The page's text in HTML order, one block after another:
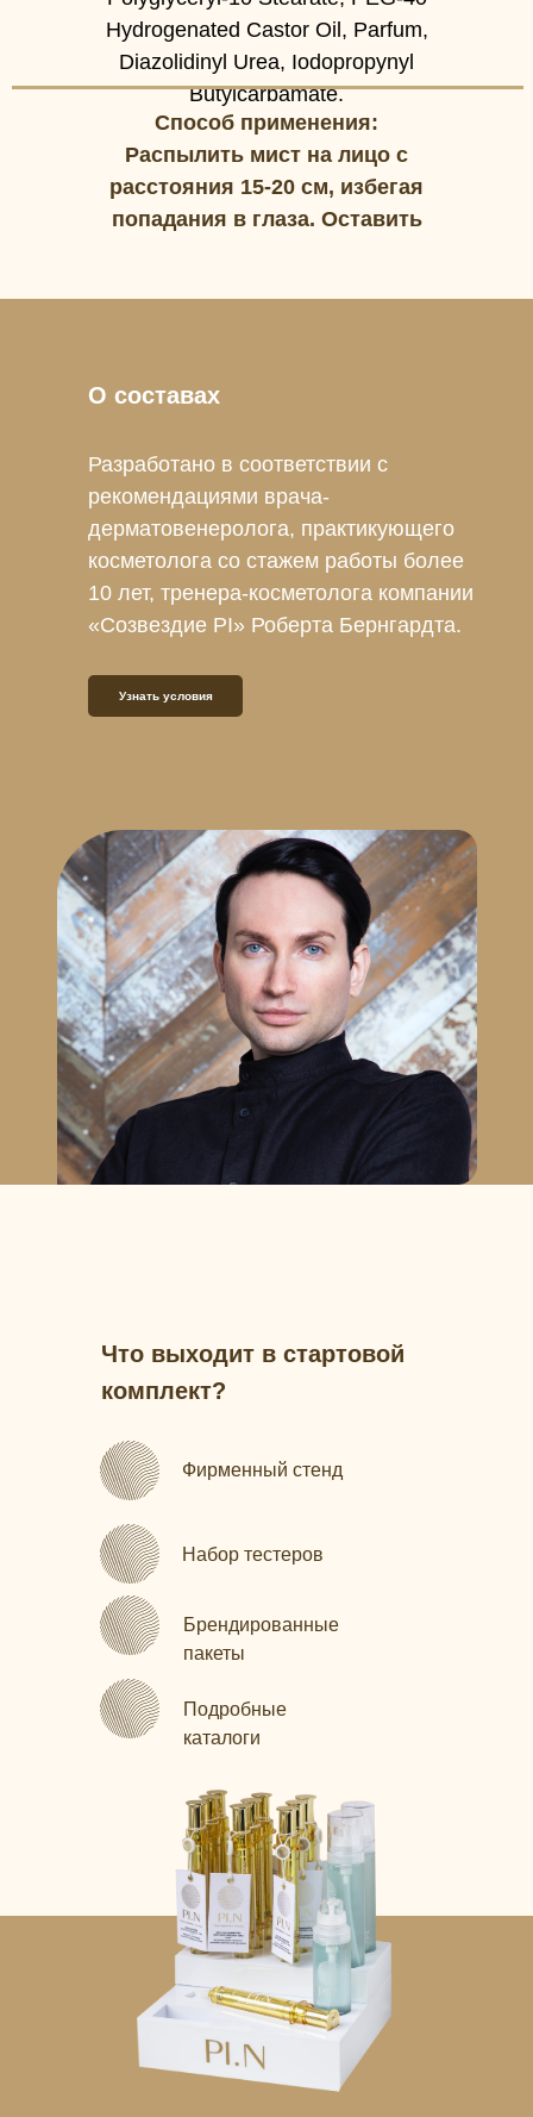
Hydrogenated Castor Oil, Parfum,
Diazolidinyl Urea, Iodopropynyl
Butylcarbamate.
Способ применения:
Распылить мист на лицо с
расстояния 15-20 см, избегая
попадания в глаза. Оставить
О составах
Разработано в соответствии с
рекомендациями врача-
дерматовенеролога, практикующего
косметолога со стажем работы более
10 лет, тренера-косметолога компании
«Созвездие PI» Роберта Бернгардта.
Узнать условия
Что выходит в стартовой
комплект?
Фирменный стенд
Набор тестеров
Брендированные
пакеты
Подробные
каталоги